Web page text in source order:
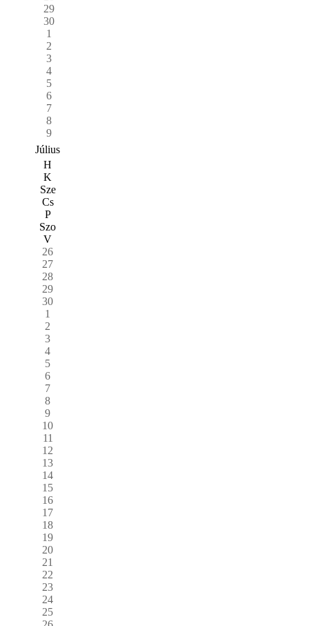
29
30
1
2
3
4
5
6
7
8
9
Július
H
K
Sze
Cs
P
Szo
V
26
27
28
29
30
1
2
3
4
5
6
7
8
9
10
11
12
13
14
15
16
17
18
19
20
21
22
23
24
25